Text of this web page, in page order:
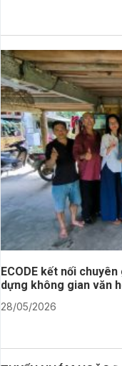
ECODE kết nối
dựng không gian văn
28/05/2026